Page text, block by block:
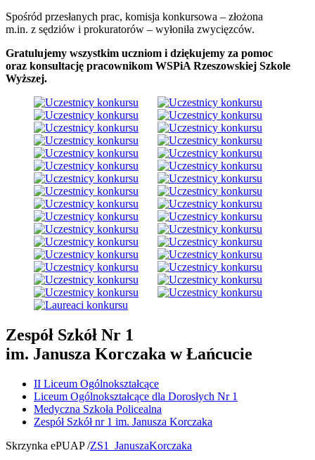
Spośród przesłanych prac, komisja konkursowa – złożona
m.in. z sędziów i prokuratorów – wyłoniła zwycięzców.
Gratulujemy wszystkim uczniom i dziękujemy za pomoc
oraz konsultację pracownikom WSPiA Rzeszowskiej Szkole
Wyższej.
Zespół Szkół Nr 1
im. Janusza Korczaka w Łańcucie
II Liceum Ogólnokształcące
Liceum Ogólnokształcące dla Dorosłych Nr 1
Medyczna Szkoła Policealna
Zespół Szkół nr 1 im. Janusza Korczaka
Skrzynka ePUAP /ZS1_JanuszaKorczaka